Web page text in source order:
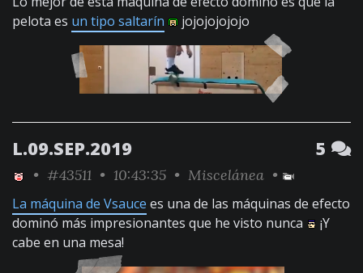
pelota es un tipo saltarín jojojojojojo
L.09.SEP.2019 5
• #43511 • 10:43:35 • Miscelánea •
La máquina de Vsauce es una de las máquinas de efecto
dominó más impresionantes que he visto nunca
¡Y
cabe en una mesa!